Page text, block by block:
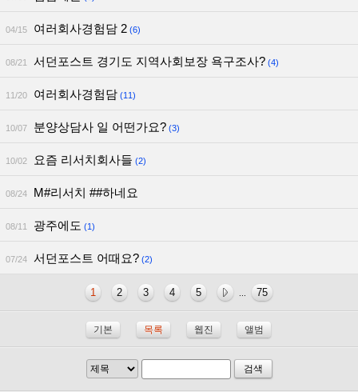
04/15 여러회사경험담 2 (6)
08/21 서던포스트 경기도 지역사회보장 욕구조사? (4)
11/20 여러회사경험담 (11)
10/07 분양상담사 일 어떤가요? (3)
10/02 요즘 리서치회사들 (2)
08/24 M#리서치 ##하네요
08/11 광주에도 (1)
07/24 서던포스트 어때요? (2)
1 2 3 4 5 75
기본 목록 웹진 앨범
검색